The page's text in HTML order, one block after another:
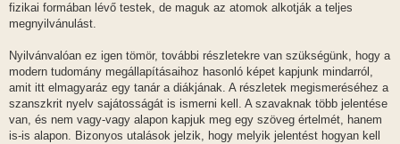
fizikai formában lévő testek, de maguk az atomok alkotják a teljes
megnyilvánulást.
Nyilvánvalóan ez igen tömör, további részletekre van szükségünk, hogy a
modern tudomány megállapításaihoz hasonló képet kapjunk mindarról,
amit itt elmagyaráz egy tanár a diákjának. A részletek megismeréséhez a
szanszkrit nyelv sajátosságát is ismerni kell. A szavaknak több jelentése
van, és nem vagy-vagy alapon kapjuk meg egy szöveg értelmét, hanem
is-is alapon. Bizonyos utalások jelzik, hogy melyik jelentést hogyan kell